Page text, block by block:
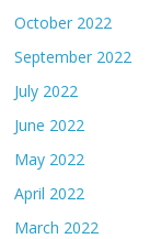
October 2022
September 2022
July 2022
June 2022
May 2022
April 2022
March 2022